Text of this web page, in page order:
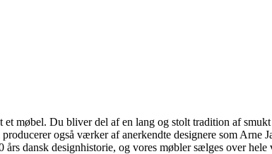
møbel. Du bliver del af en lang og stolt tradition af
også værker af anerkendte designere som
dansk designhistorie, og vores møbler sælges over hele